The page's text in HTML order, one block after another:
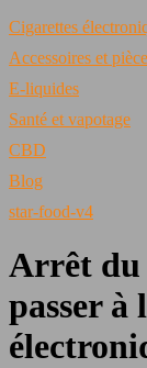
Cigarettes
Accessoires et
E-liquides
Santé et vapotage
CBD
Blog
star-food-v4
Arrêt du
passer à